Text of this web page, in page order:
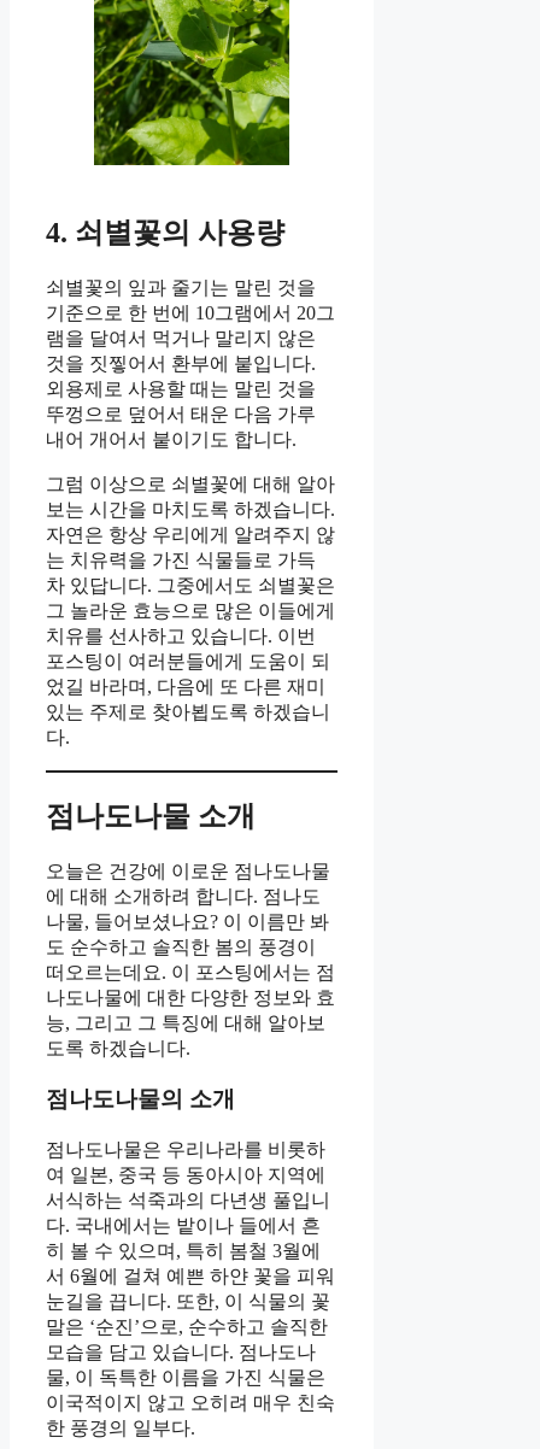
4. 쇠별꽃의 사용량
쇠별꽃의 잎과 줄기는 말린 것을
기준으로 한 번에 10그램에서 20그
램을 달여서 먹거나 말리지 않은
것을 짓찧어서 환부에 붙입니다.
외용제로 사용할 때는 말린 것을
뚜껑으로 덮어서 태운 다음 가루
내어 개어서 붙이기도 합니다.
그럼 이상으로 쇠별꽃에 대해 알아
보는 시간을 마치도록 하겠습니다.
자연은 항상 우리에게 알려주지 않
는 치유력을 가진 식물들로 가득
차 있답니다. 그중에서도 쇠별꽃은
그 놀라운 효능으로 많은 이들에게
치유를 선사하고 있습니다. 이번
포스팅이 여러분들에게 도움이 되
었길 바라며, 다음에 또 다른 재미
있는 주제로 찾아뵙도록 하겠습니
다.
점나도나물 소개
오늘은 건강에 이로운 점나도나물
에 대해 소개하려 합니다. 점나도
나물, 들어보셨나요? 이 이름만 봐
도 순수하고 솔직한 봄의 풍경이
떠오르는데요. 이 포스팅에서는 점
나도나물에 대한 다양한 정보와 효
능, 그리고 그 특징에 대해 알아보
도록 하겠습니다.
점나도나물의 소개
점나도나물은 우리나라를 비롯하
여 일본, 중국 등 동아시아 지역에
서식하는 석죽과의 다년생 풀입니
다. 국내에서는 밭이나 들에서 흔
히 볼 수 있으며, 특히 봄철 3월에
서 6월에 걸쳐 예쁜 하얀 꽃을 피워
눈길을 끕니다. 또한, 이 식물의 꽃
말은 ‘순진’으로, 순수하고 솔직한
모습을 담고 있습니다. 점나도나
물, 이 독특한 이름을 가진 식물은
이국적이지 않고 오히려 매우 친숙
한 풍경의 일부다.